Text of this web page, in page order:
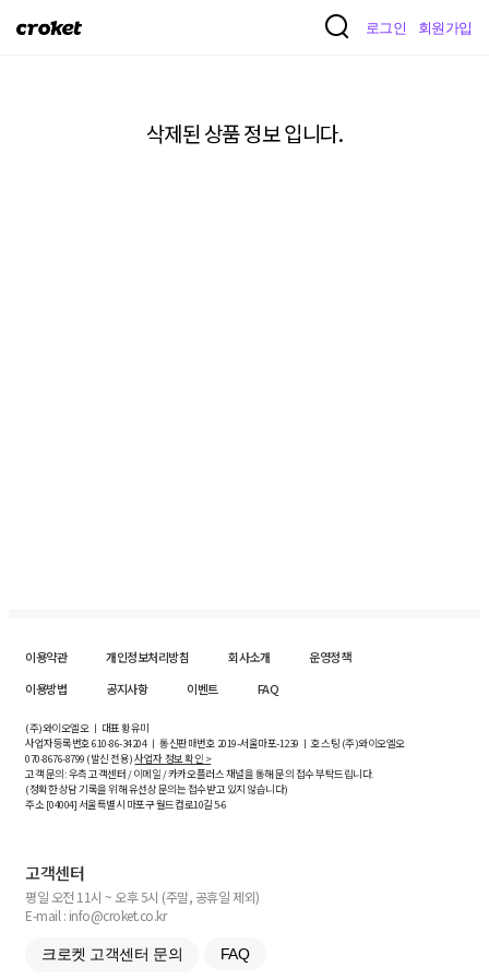
크
로그인 회원가입
삭제된 상품 정보 입니다.
이용약관 개인정보처리방침 회사소개
운영정책
이용방법
공지사항 이벤트 FAQ
(주)와이오엘오 ㅣ 대표 황유미
사업자등록번호610-86-34204ㅣ 통신판매번호 2019-서울마포-1239 ㅣ 호스팅 (주)와이오엘오
070-8676-8799 (발신 전용)사업자 정보 확인 >
고객 문의: 우측 고객센터 / 이메일 / 카카오플러스 채널을 통해 문의 접수 부탁드립니다.
(정확한 상담 기록을 위해 유선상 문의는 접수받고 있지 않습니다)
주소 [04004] 서울특별시 마포구 월드컵로10길5-6
고객센터
평일 오전 11시 ~ 오후 5시 (주말, 공휴일 제외)
E-mail : info@croket.co.kr
크로켓 고객센터 문의 FAQ